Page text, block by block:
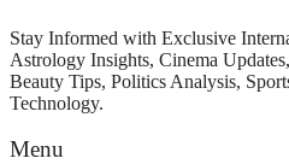
Stay Informed with Exclusive
Astrology Insights, Cinema
Beauty Tips, Politics Analysis,
Technology.
Menu